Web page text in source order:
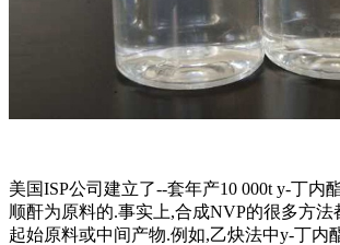
美国ISP公司建立了--套年产10 000t y-丁内
顺酐为原料的.事实上,合成NVP的很多方法
起始原料或中间产物.例如,乙炔法中y-丁内